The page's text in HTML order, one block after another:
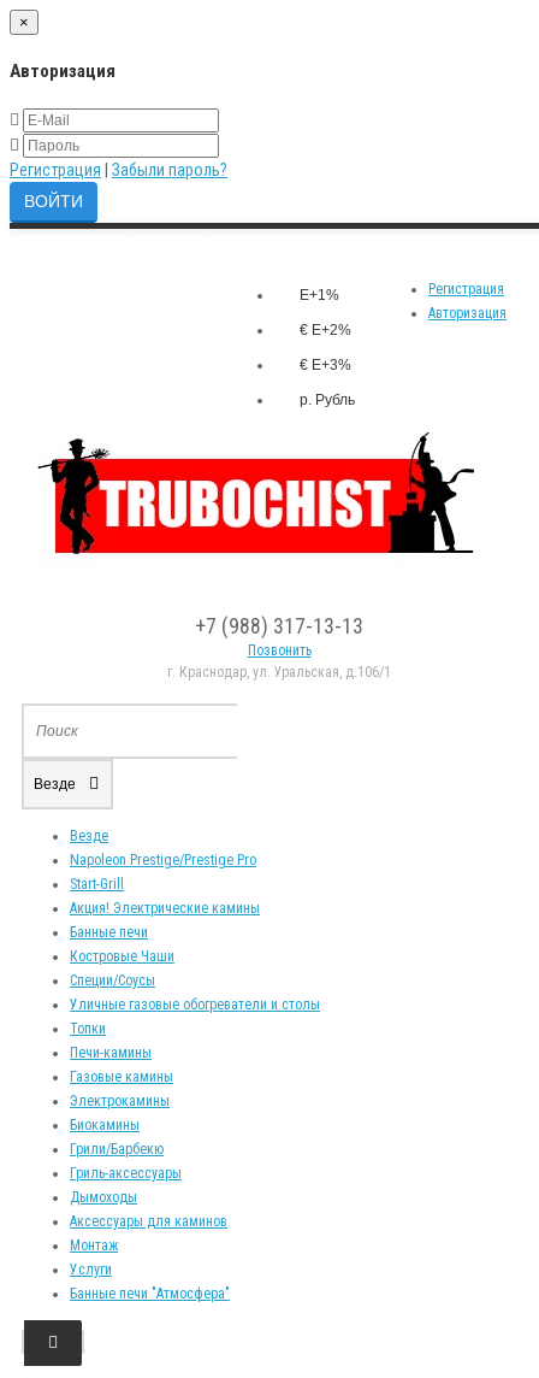
×
Авторизация
Регистрация Забыли пароль?
Регистрация
Авторизация
E+1%
€ E+2%
€ E+3%
р. Рубль
+7 (988) 317-13-13
Позвонить
г. Краснодар, ул. Уральская, д.106/1
Везде
Везде
Napoleon Prestige/Prestige Pro
Start-Grill
Акция! Электрические камины
Банные печи
Костровые Чаши
Специи/Соусы
Уличные газовые обогреватели и столы
Топки
Печи-камины
Газовые камины
Электрокамины
Биокамины
Грили/Барбекю
Гриль-аксессуары
Дымоходы
Аксессуары для каминов
Монтаж
Услуги
Банные печи "Атмосфера"